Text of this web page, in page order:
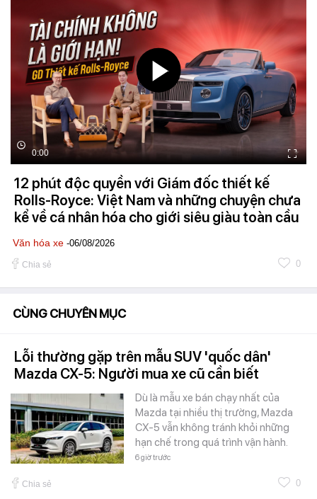
0:00
12 phút độc quyền với Giám đốc thiết kế
Rolls-Royce: Việt Nam và những chuyện chưa
kể về cá nhân hóa cho giới siêu giàu toàn cầu
Văn hóa xe -06/08/2026
Chia sẻ 0
CÙNG CHUYÊN MỤC
Lỗi thường gặp trên mẫu SUV 'quốc dân'
Mazda CX-5: Người mua xe cũ cần biết
Dù là mẫu xe bán chạy nhất của
Mazda tại nhiều thị trường, Mazda
CX-5 vẫn không tránh khỏi những
hạn chế trong quá trình vận hành.
6 giờ trước
Chia sẻ 0